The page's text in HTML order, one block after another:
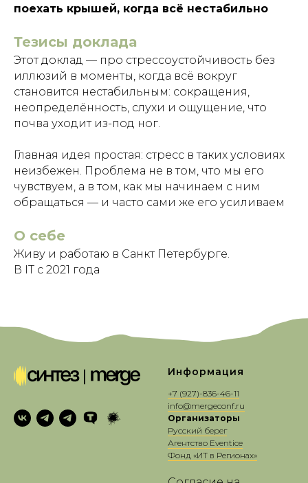
поехать крышей, когда всё нестабильно
Тезисы доклада
Этот доклад — про стрессоустойчивость без
иллюзий в моменты, когда всё вокруг
становится нестабильным: сокращения,
неопределённость, слухи и ощущение, что
почва уходит из-под ног.
Главная идея простая: стресс в таких условиях
неизбежен. Проблема не в том, что мы его
чувствуем, а в том, как мы начинаем с ним
обращаться — и часто сами же его усиливаем
О себе
Живу и работаю в Санкт Петербурге.
В IT с 2021 года
Информация
+7 (927)-836-46-11
info@mergeconf.ru
Организаторы
Русский берег
Агентство Eventice
Фонд «ИТ в Регионах»